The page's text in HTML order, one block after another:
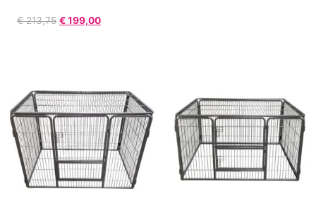
€213,75 €199,00